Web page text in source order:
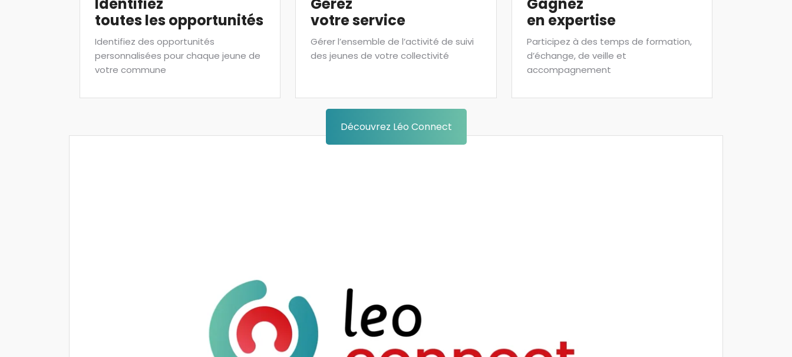
Identifiez
toutes les opportunités
Identifiez des opportunités
personnalisées pour chaque jeune de
votre commune
Gérez
votre service
Gérer l’ensemble de l’activité de suivi
des jeunes de votre collectivité
Gagnez
en expertise
Participez à des temps de formation,
d’échange, de veille et
accompagnement
Découvrez Léo Connect